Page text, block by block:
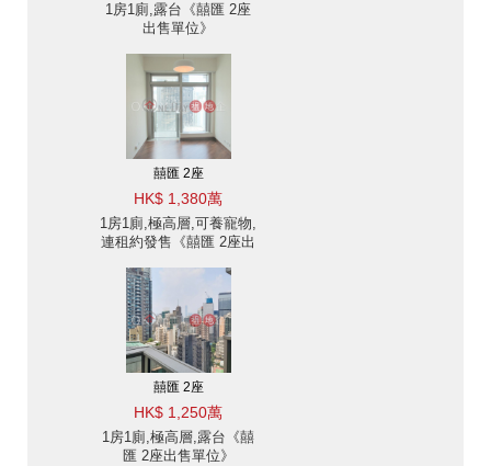
1房1廁,露台《囍匯 2座
出售單位》
囍匯 2座
HK$ 1,380萬
1房1廁,極高層,可養寵物,
連租約發售《囍匯 2座出
囍匯 2座
HK$ 1,250萬
1房1廁,極高層,露台《囍
匯 2座出售單位》